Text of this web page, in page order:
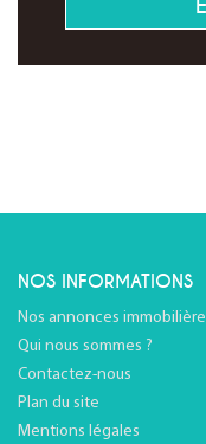
NOS INFORMATIONS
Nos annonces
Qui nous sommes ?
Contactez-nous
Plan du site
Mentions légales